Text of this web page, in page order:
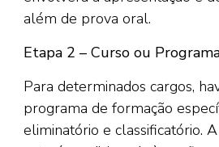
além de prova oral.
Etapa 2 – Curso ou
Para determinados cargos,
programa de formação
eliminatório e classificatório.